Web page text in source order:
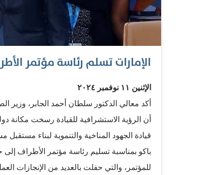
الإمارات تسلم رئاسة مؤتمر
الإثنين ١١ نوفمبر ٢٠٢٤
أن الرؤية الاستشرافية للقيادة رسخت مكانة
قيادة الجهود المناخية والتنموية لبناء
باكو بمناسبة تسليم رئاسة مؤتمر الأطراف إلى
للمؤتمر، والتي حفلت بالعديد من الإنجازات